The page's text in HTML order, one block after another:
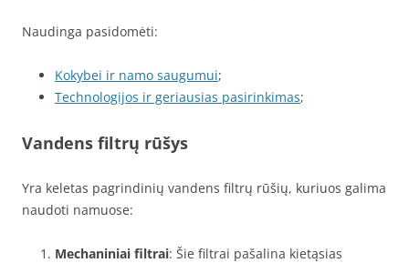
Naudinga pasidomėti:
Kokybei ir namo saugumui;
Technologijos ir geriausias pasirinkimas;
Vandens filtrų rūšys
Yra keletas pagrindinių vandens filtrų rūšių, kuriuos galima
naudoti namuose:
Mechaniniai filtrai: Šie filtrai pašalina kietąsias